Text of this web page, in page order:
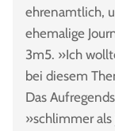
ehrenamtlich,
ehemalige
3m5. »Ich
bei diesem
Das
»schlimmer